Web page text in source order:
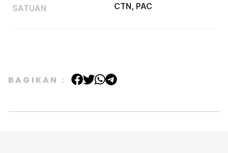
SATUAN CTN, PAC
BAGIKAN :